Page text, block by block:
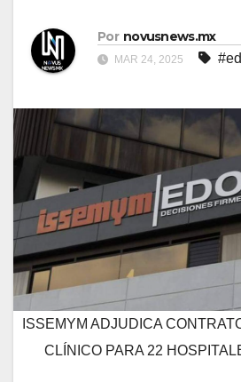
Por novusnews.mx
MAR 24, 2025
ISSEMYM ADJUDICA
CLÍNICO PARA 22